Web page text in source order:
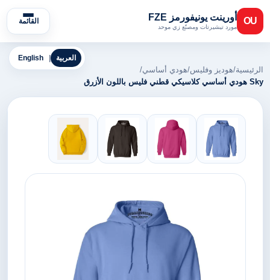
OU أورينت يونيفورمز FZE
مورد تيشيرتات ومصنّع زي موحد
القائمة
English العربية
الرئيسية/هوديز وفليس/هودي أساسي/
Sky هودي أساسي كلاسيكي قطني فليس باللون الأزرق